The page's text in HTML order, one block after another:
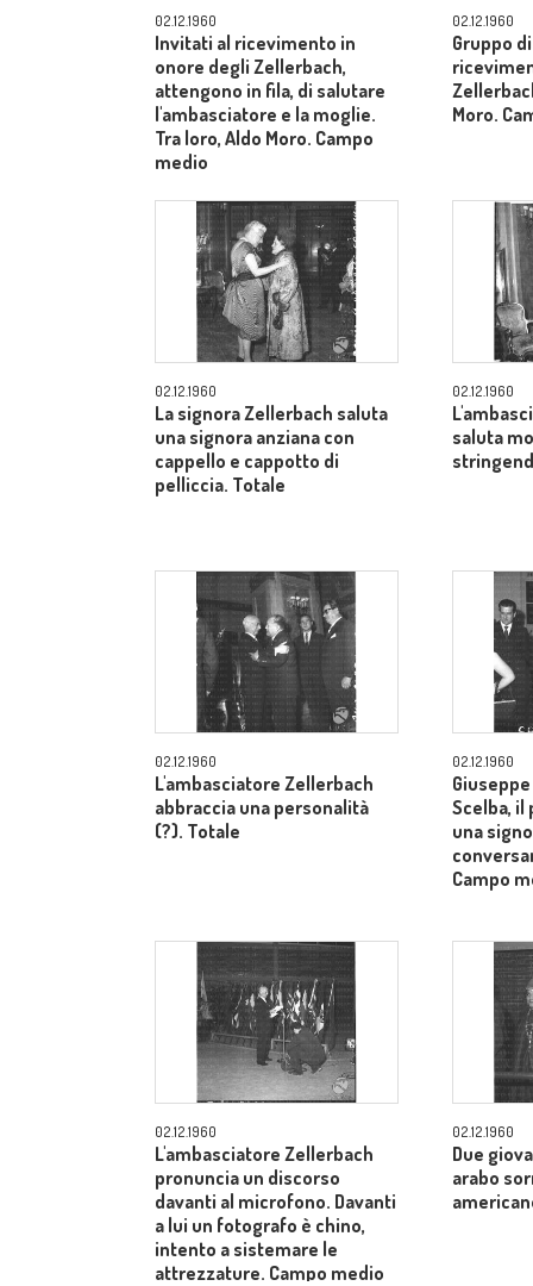
02.12.1960
Invitati al ricevimento in
onore degli Zellerbach,
attengono in fila, di salutare
l'ambasciatore e la moglie.
Tra loro, Aldo Moro. Campo
medio
02.12.1960
Gruppo
Moro.
02.12.1960
La signora Zellerbach saluta
una signora anziana con
cappello e cappotto di
pelliccia. Totale
02.12.1960
saluta
02.12.1960
L'ambasciatore Zellerbach
abbraccia una personalità
(?). Totale
02.12.1960
Scelba,
una
Campo
02.12.1960
L'ambasciatore Zellerbach
pronuncia un discorso
davanti al microfono. Davanti
a lui un fotografo è chino,
intento a sistemare le
attrezzature. Campo medio
02.12.1960
Due
arabo